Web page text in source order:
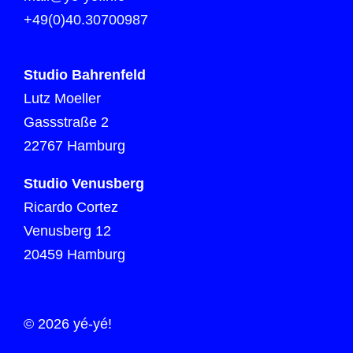
+49(0)40.30700987
Studio Bahrenfeld
Lutz Moeller
Gassstraße 2
22767 Hamburg
Studio Venusberg
Ricardo Cortez
Venusberg 12
20459 Hamburg
© 2026 yé-yé!